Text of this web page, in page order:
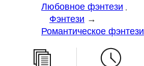
Любовное фэнтези
Фэнтези →
Романтическое фэнтези